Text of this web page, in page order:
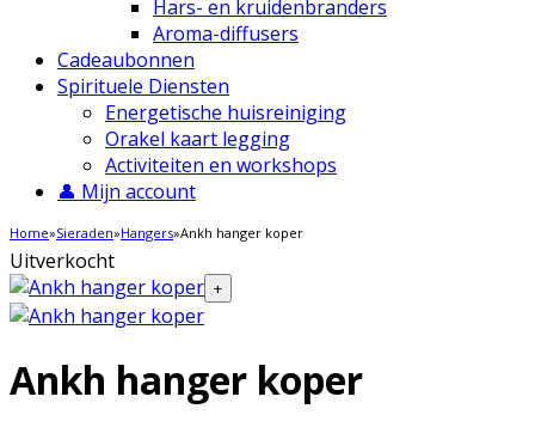
Hars- en kruidenbranders
Aroma-diffusers
Cadeaubonnen
Spirituele Diensten
Energetische huisreiniging
Orakel kaart legging
Activiteiten en workshops
👤 Mijn account
Home»Sieraden»Hangers»Ankh hanger koper
Uitverkocht
+
Ankh hanger koper